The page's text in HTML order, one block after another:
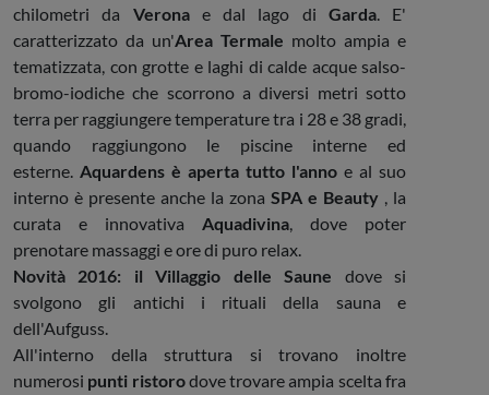
chilometri da Verona e dal lago di Garda. E'
caratterizzato da un'Area Termale molto ampia e
tematizzata, con grotte e laghi di calde acque salso-
bromo-iodiche che scorrono a diversi metri sotto
terra per raggiungere temperature tra i 28 e 38 gradi,
quando raggiungono le piscine interne ed
esterne. Aquardens è aperta tutto l'anno e al suo
interno è presente anche la zona SPA e Beauty , la
curata e innovativa Aquadivina, dove poter
prenotare massaggi e ore di puro relax.
Novità 2016: il Villaggio delle Saune dove si
svolgono gli antichi i rituali della sauna e
dell'Aufguss.
All'interno della struttura si trovano inoltre
numerosi punti ristorodove trovare ampia scelta fra